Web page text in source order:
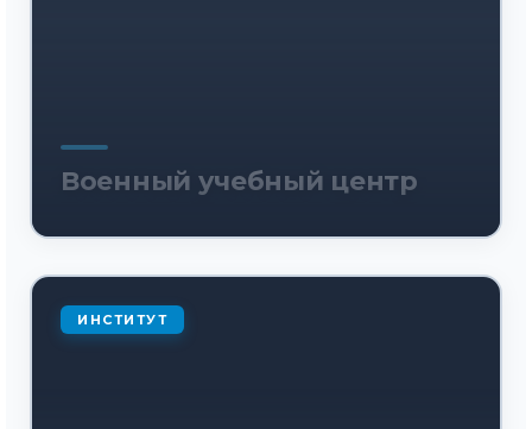
Военный учебный центр
ИНСТИТУТ